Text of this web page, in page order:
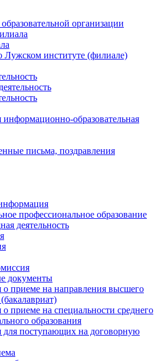
организации
Лужском институте (филиале)
информационно-образовательная
письма, поздравления
профессиональное образование
деятельность
документы
приеме на направления высшего
приеме на специальности среднего
образования
поступающих на договорную